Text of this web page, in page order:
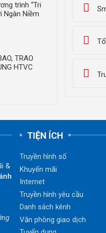
trình “Tri
Ngàn Niềm
TRAO
HTVC
&
TIỆN ÍCH
Truyền hình số
Khuyến mãi
Internet
Truyền hình yêu cầu
Danh sách kênh
Văn phòng giao dịch